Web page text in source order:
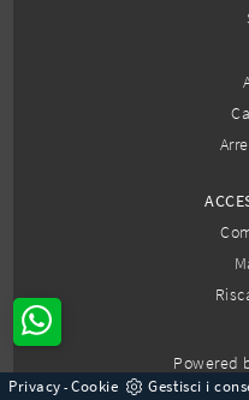
Powered
Privacy -Cookie Gestisci i